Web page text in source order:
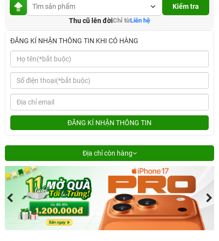
Kiểm tra
Thu cũ lên đờiChỉ từLiên hệ
ĐĂNG KÍ NHẬN THÔNG TIN KHI CÓ HÀNG
ĐĂNG KÍ NHẬN THÔNG TIN
Địa chỉ còn hàng